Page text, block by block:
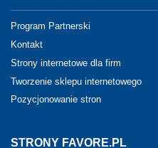
Program Partnerski
Kontakt
Strony internetowe dla firm
Tworzenie sklepu internetowego
Pozycjonowanie stron
STRONY FAVORE.PL